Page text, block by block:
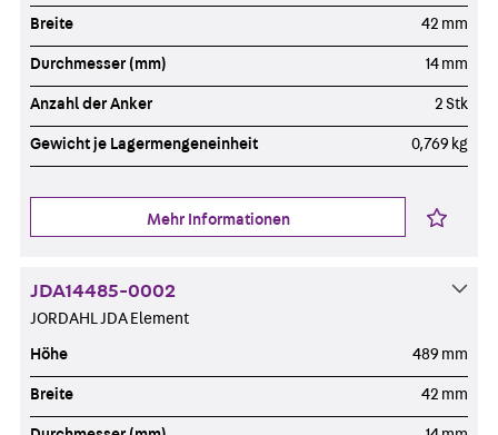
Breite 42 mm
Durchmesser (mm) 14 mm
Anzahl der Anker 2 Stk
Gewicht je Lagermengeneinheit 0,769 kg
Mehr Informationen
JDA14485-0002
JORDAHL JDA Element
Höhe 489 mm
Breite 42 mm